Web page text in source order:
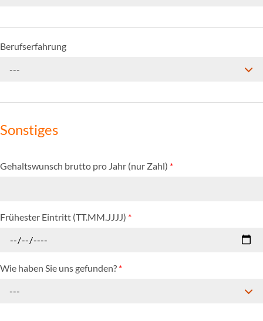
Berufserfahrung
---
Sonstiges
Gehaltswunsch brutto pro Jahr (nur Zahl) *
Frühester Eintritt (TT.MM.JJJJ) *
Wie haben Sie uns gefunden? *
---